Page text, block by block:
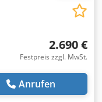
2.690 €
Festpreis zzgl. MwSt.
Anrufen